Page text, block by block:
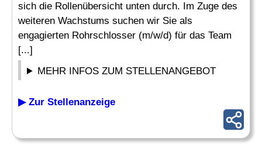
sich die Rollenübersicht unten durch. Im Zuge des
weiteren Wachstums suchen wir Sie als
engagierten Rohrschlosser (m/w/d) für das Team
[...]
MEHR INFOS ZUM STELLENANGEBOT
▶ Zur Stellenanzeige